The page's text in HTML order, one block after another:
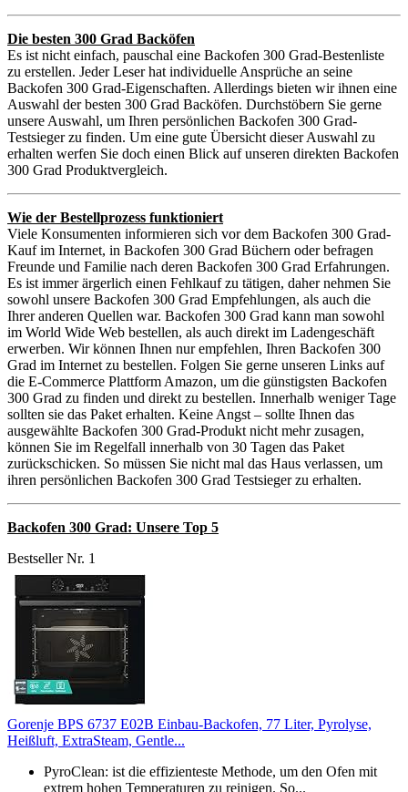
Die besten 300 Grad Backöfen
Es ist nicht einfach, pauschal eine Backofen 300 Grad-Bestenliste
zu erstellen. Jeder Leser hat individuelle Ansprüche an seine
Backofen 300 Grad-Eigenschaften. Allerdings bieten wir ihnen eine
Auswahl der besten 300 Grad Backöfen. Durchstöbern Sie gerne
unsere Auswahl, um Ihren persönlichen Backofen 300 Grad-
Testsieger zu finden. Um eine gute Übersicht dieser Auswahl zu
erhalten werfen Sie doch einen Blick auf unseren direkten Backofen
300 Grad Produktvergleich.
Wie der Bestellprozess funktioniert
Viele Konsumenten informieren sich vor dem Backofen 300 Grad-
Kauf im Internet, in Backofen 300 Grad Büchern oder befragen
Freunde und Familie nach deren Backofen 300 Grad Erfahrungen.
Es ist immer ärgerlich einen Fehlkauf zu tätigen, daher nehmen Sie
sowohl unsere Backofen 300 Grad Empfehlungen, als auch die
Ihrer anderen Quellen war. Backofen 300 Grad kann man sowohl
im World Wide Web bestellen, als auch direkt im Ladengeschäft
erwerben. Wir können Ihnen nur empfehlen, Ihren Backofen 300
Grad im Internet zu bestellen. Folgen Sie gerne unseren Links auf
die E-Commerce Plattform Amazon, um die günstigsten Backofen
300 Grad zu finden und direkt zu bestellen. Innerhalb weniger Tage
sollten sie das Paket erhalten. Keine Angst – sollte Ihnen das
ausgewählte Backofen 300 Grad-Produkt nicht mehr zusagen,
können Sie im Regelfall innerhalb von 30 Tagen das Paket
zurückschicken. So müssen Sie nicht mal das Haus verlassen, um
ihren persönlichen Backofen 300 Grad Testsieger zu erhalten.
Backofen 300 Grad: Unsere Top 5
Bestseller Nr. 1
Gorenje BPS 6737 E02B Einbau-Backofen, 77 Liter, Pyrolyse,
Heißluft, ExtraSteam, Gentle...
PyroClean: ist die effizienteste Methode, um den Ofen mit
extrem hohen Temperaturen zu reinigen. So...